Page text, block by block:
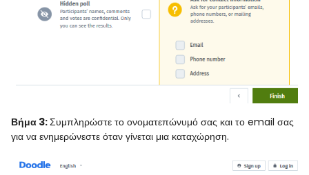
Βήμα 3:Συμπληρώστε το ονοματεπώνυμό σας και το email σας
για να ενημερώνεστε όταν γίνεται μια καταχώρηση.